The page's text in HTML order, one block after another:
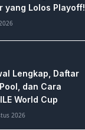
yang Lolos Playoff!
Lengkap, Daftar
dan Cara
World Cup
2026